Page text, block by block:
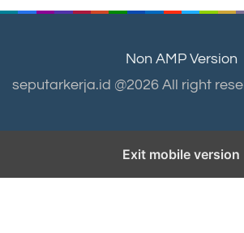
Non AMP Version
seputarkerja.id @2026 All right
Exit mobile version